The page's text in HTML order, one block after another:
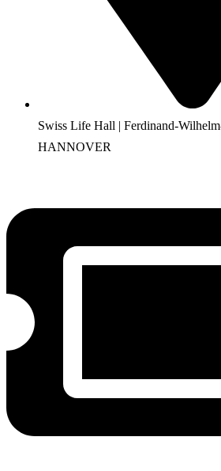
Swiss Life Hall | Ferdinand-
HANNOVER